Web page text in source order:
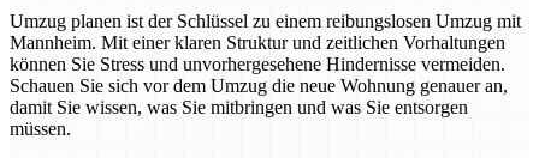
Umzug planen ist der Schlüssel zu einem reibungslosen Umzug mit
Mannheim. Mit einer klaren Struktur und zeitlichen Vorhaltungen
können Sie Stress und unvorhergesehene Hindernisse vermeiden.
Schauen Sie sich vor dem Umzug die neue Wohnung genauer an,
damit Sie wissen, was Sie mitbringen und was Sie entsorgen
müssen.